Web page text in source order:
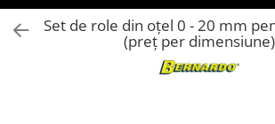
Ferastraie mobile pentru metal
Fierastraie prelucrare metal
Ferastraie orizontale pentru metal
Ferastraie circulare pentru metal
Set de role din oțel 0 - 20 mm
(preț per dimensiune)